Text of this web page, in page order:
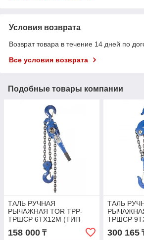
Условия возврата
Возврат товара в течение 14 дней по
Все условия возврата
Подобные товары компании
ТАЛЬ РУЧНАЯ
РЫЧАЖНАЯ TOR ТРР-
ТРШСР 6ТХ12М (ТИП
158 000 ₸
ТАЛЬ
ТРШСР
300 165